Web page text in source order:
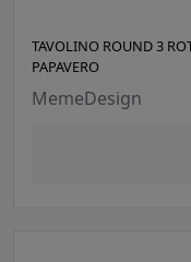
TAVOLINO ROUND 3
PAPAVERO
MemeDesign